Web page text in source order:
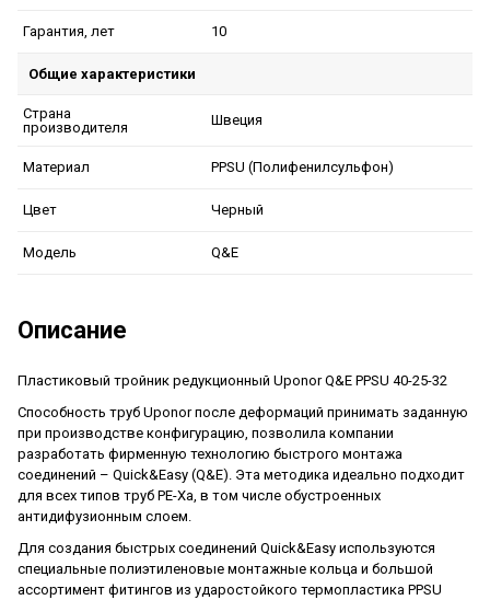
Гарантия, лет 10
Общие характеристики
Страна
производителя
Швеция
Материал PPSU (Полифенилсульфон)
Цвет Черный
Модель Q&E
Описание
Пластиковый тройник редукционный Uponor Q&E PPSU 40-25-32
Способность труб Uponor после деформаций принимать заданную
при производстве конфигурацию, позволила компании
разработать фирменную технологию быстрого монтажа
соединений – Quick&Easy (Q&E). Эта методика идеально подходит
для всех типов труб PE-Xa, в том числе обустроенных
антидифузионным слоем.
Для создания быстрых соединений Quick&Easy используются
специальные полиэтиленовые монтажные кольца и большой
ассортимент фитингов из ударостойкого термопластика PPSU